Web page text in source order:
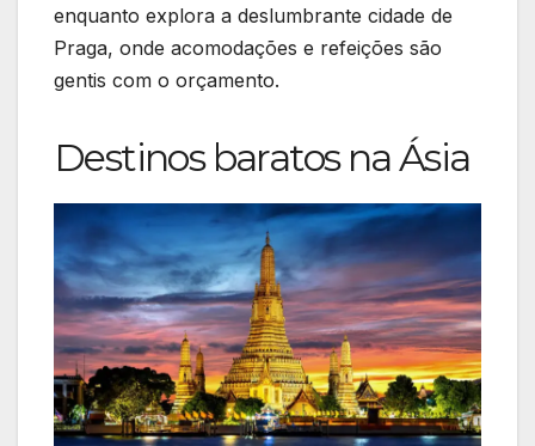
enquanto explora a deslumbrante cidade de
Praga, onde acomodações e refeições são
gentis com o orçamento.
Destinos baratos na Ásia